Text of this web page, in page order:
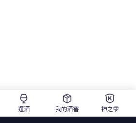
選酒 我的酒窖 神之雫